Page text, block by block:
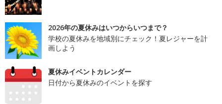
2026年の夏休みはいつからいつまで？
学校の夏休みを地域別にチェック！夏レジャーを計
画しよう
夏休みイベントカレンダー
日付から夏休みのイベントを探す